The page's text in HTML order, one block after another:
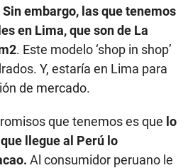
Sin embargo, las que tenemos
en Lima, que son de La
. Este modelo ‘shop in shop’
Y, estaría en Lima para
de mercado.
que tenemos es que lo
llegue al Perú lo
Al consumidor peruano le